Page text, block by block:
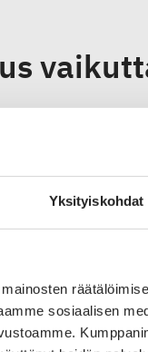
Yksityiskohdat
sosiaalisen
ja